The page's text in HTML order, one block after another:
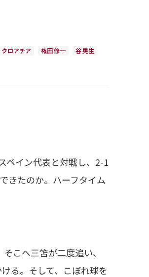
クロアチア 権田 修一 谷 晃生
ペイン代表と対戦し、2-1
きたのか。ハーフタイム
こへ三笘が二度追い、
る。そして、こぼれ球を